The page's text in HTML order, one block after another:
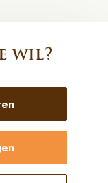
wil?